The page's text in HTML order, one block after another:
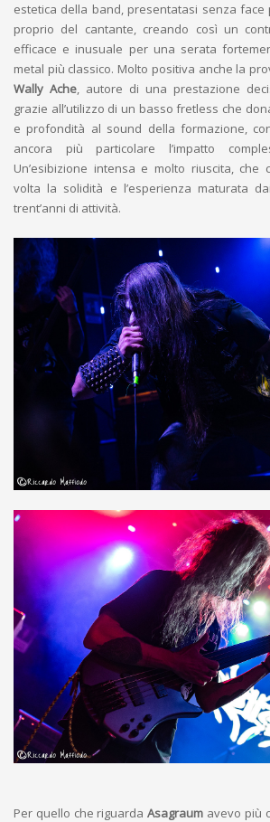
estetica della band, presentatasi senza face
proprio del cantante, creando così un
efficace e inusuale per una serata
metal più classico. Molto positiva anche la
Wally Ache, autore di una prestazione
grazie all’utilizzo di un basso fretless che
e profondità al sound della formazione,
ancora più particolare l’impatto
Un’esibizione intensa e molto riuscita, che
volta la solidità e l’esperienza maturata
trent’anni di attività.
Per quello che riguardaAsagraum avevo più